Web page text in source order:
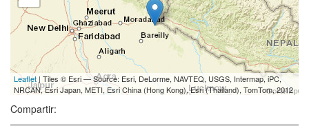
Leaflet | Tiles © Esri — Source: Esri, DeLorme, NAVTEQ, USGS, Intermap, iPC,
NRCAN, Esri Japan, METI, Esri China (Hong Kong), Esri (Thailand), TomTom, 2012
Compartir: